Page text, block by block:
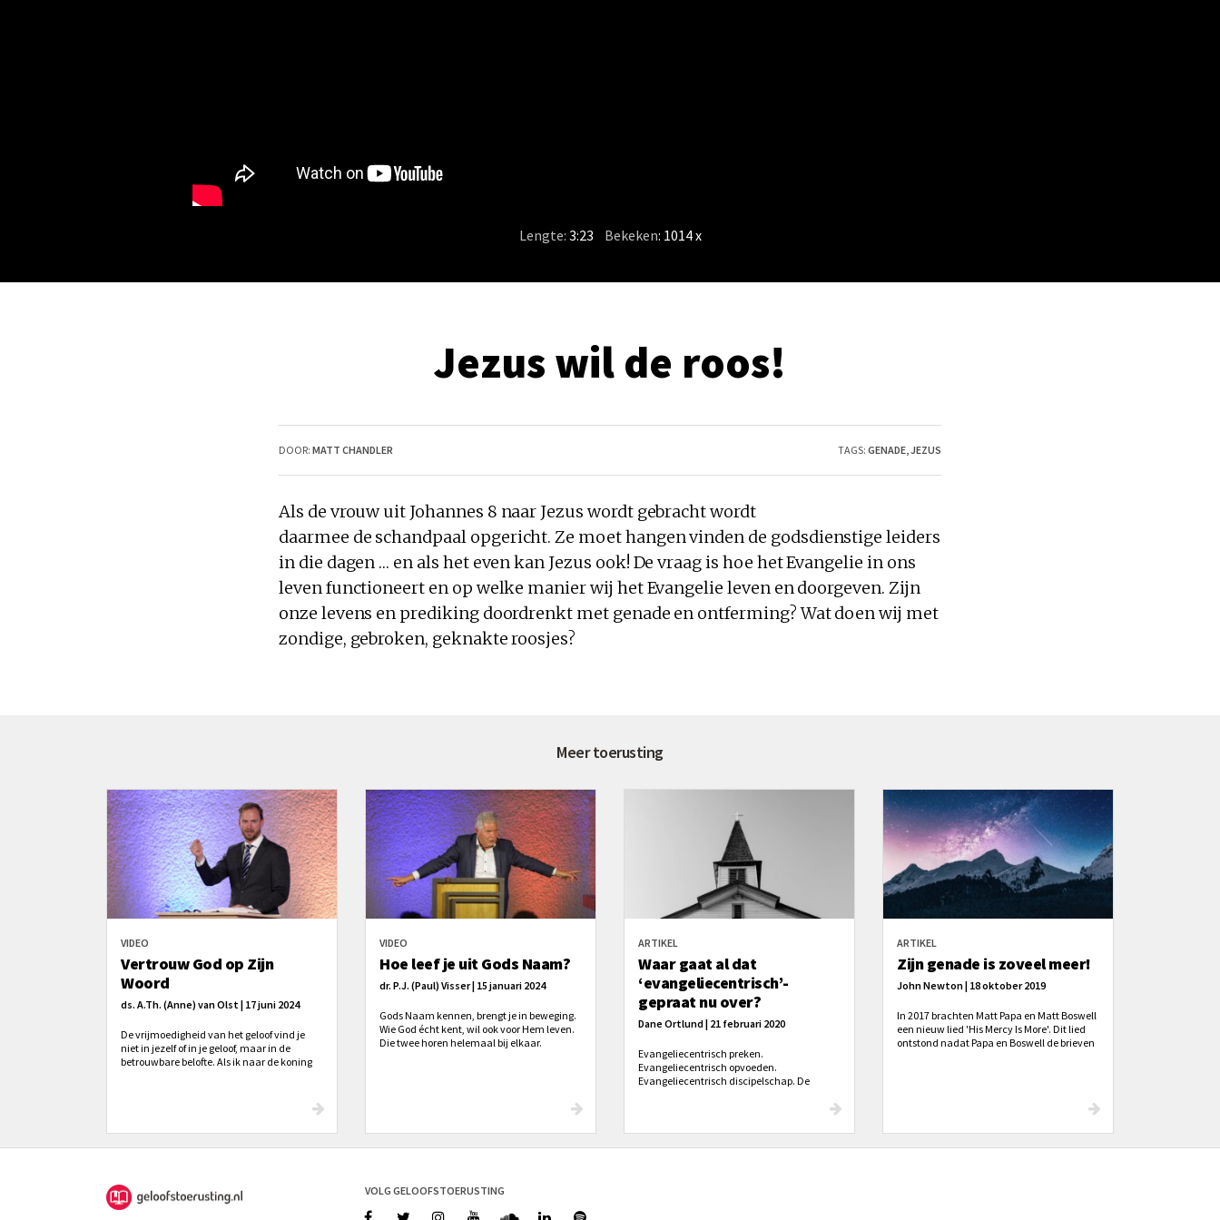
Lengte: 3:23 Bekeken: 1014 x
Jezus wil de roos!
DOOR: MATT CHANDLER TAGS: GENADE JEZUS
Als de vrouw uit Johannes 8 naar Jezuswordt gebracht wordt
daarmee de schandpaal opgericht. Ze moet hangen vinden de godsdienstige leiders
in die dagen … en als het even kan Jezus ook! De vraag is hoe het Evangelie in ons
leven functioneert en op welke manier wij het Evangelie leven en doorgeven. Zijn
onze levens en prediking doordrenkt met genade en ontferming? Wat doen wij met
zondige, gebroken, geknakte roosjes?
Meer toerusting
VIDEO
Vertrouw God op Zijn
Woord
ds. A.Th. (Anne) van Olst | 17 juni 2024
De vrijmoedigheid van het geloof vind je
niet in jezelf of in je geloof, maar in de
betrouwbare belofte. Als ik naar de koning
Geloven is jezelf restloos
VIDEO
Hoe leef je uit Gods Naam?
dr. P.J. (Paul) Visser | 15 januari 2024
Gods Naam kennen, brengt je in beweging.
Wie God écht kent, wil ook voor Hem leven.
Die twee horen helemaal bij elkaar.
ARTIKEL
Waar gaat al dat
‘evangeliecentrisch’-
gepraat nu over?
Dane Ortlund | 21 februari 2020
Evangeliecentrisch preken.
Evangeliecentrisch opvoeden.
Evangeliecentrisch discipelschap. De
vermeldt “evangeliecentrisch publiceren.”
tegenwoordig als mantra verbonden aan
van alles en nog wat in de christelijke
ARTIKEL
Zijn genade is zoveel meer!
John Newton | 18 oktober 2019
In 2017 brachten Matt Papa en Matt Boswell
een nieuw lied 'His Mercy Is More'. Dit lied
ontstond nadat Papa en Boswell de brieven
VOLG GELOOFSTOERUSTING